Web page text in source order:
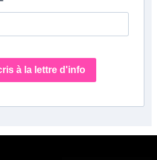
à la lettre d'info